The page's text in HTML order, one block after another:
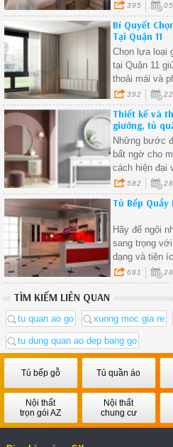
395
Bí Quyết
Tại Quận 11
Chọn lựa loại
tại Quận 11
thoải mái và
392
Thiết kế và
giường, tủ
Những bước
bất ngờ cho
cách hiện đại
582
Tủ Bếp Quầy
Hãy để ngôi
sang trọng
dạng và tiện
giá rẻ tại Phú
681
TÌM KIẾM LIÊN QUAN
tu quan ao go xuong moc gia re
tu dung quan ao dep bang go
Tủ bếp gỗ Tủ quần áo
Nội thất
trọn gói AZ
Nội thất
chung cư